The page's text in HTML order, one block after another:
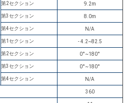
第2セクション 9.2m
第3セクション 8.0m
第4セクション N/A
第1セクション - 4.2~82.5
第2セクション 0°~180°
第3セクション 0°~180°
第4セクション N/A
360